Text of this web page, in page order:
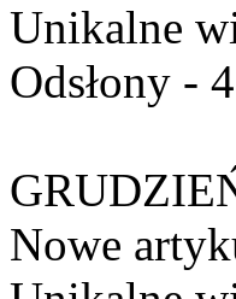
Unikalne
Odsłony -
Nowe